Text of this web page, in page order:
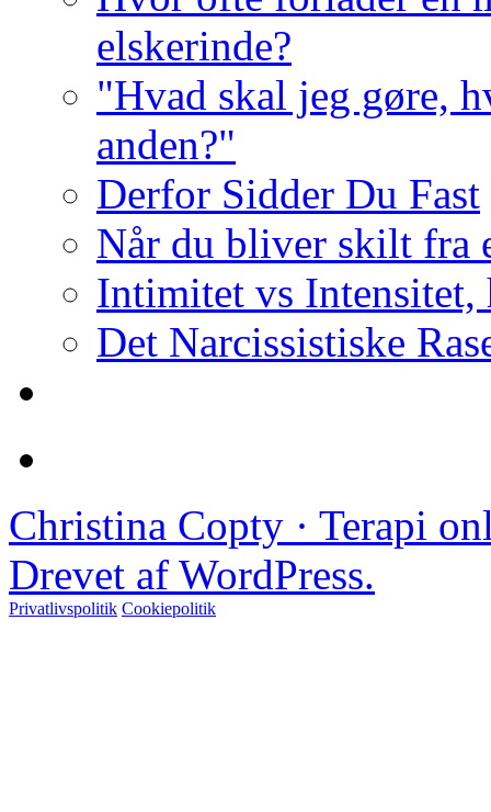
elskerinde?
"Hvad skal jeg gøre,
anden?"
Derfor Sidder Du Fast
Når du bliver skilt fra
Intimitet vs Intensitet,
Det Narcissistiske
Christina Copty · Terapi
Drevet af WordPress.
Privatlivspolitik Cookiepolitik